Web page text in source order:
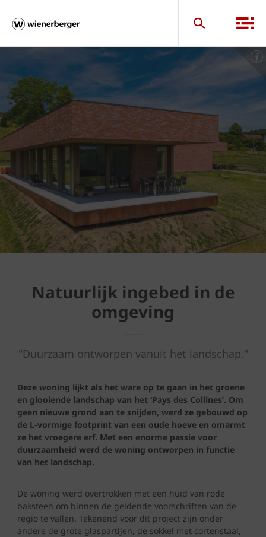
Natuurlijk ingebed in de
omgeving
"Duurzaam ontworpen vanuit het landschap."
Deze woning lijkt als het ware op te gaan in het groene
en glooiende landschap van het ‘Pays des Collines’. Om
geen nieuwe grond aan te snijden, werd ze gebouwd op
de L-vormige footprint van een oude hoeve en omarmt
ze het vroegere erf. Met een enorme passie voor
duurzaamheid werd de woning ontworpen in functie
van het landschap.
De woning werd overtrokken met een huid van rode
baksteen om binnen de geldende voorschriften van de
regio te vallen. Tekenend voor dit project zijn onder
andere de grote glaspartijen, de sokkel met cortenstaal,